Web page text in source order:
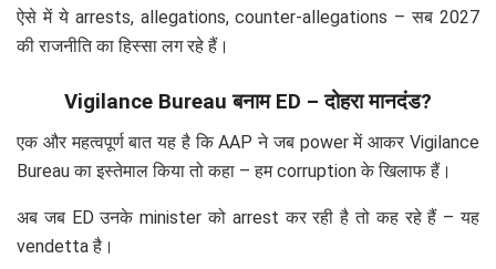
ऐसे में ये arrests, allegations, counter-allegations – सब 2027
की राजनीति का हिस्सा लग रहे हैं।
Vigilance Bureau बनाम ED – दोहरा मानदंड?
एक और महत्वपूर्ण बात यह है कि AAP ने जब power में आकर Vigilance
Bureau का इस्तेमाल किया तो कहा – हम corruption के खिलाफ हैं।
अब जब ED उनके minister को arrest कर रही है तो कह रहे हैं – यह
vendetta है।